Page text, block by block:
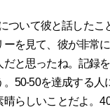
ついて彼と話した
を見て、彼が非常
だと思ったね。記録
。50-50を達成する人
らしいことだよ。